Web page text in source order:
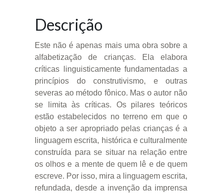
Descrição
Este não é apenas mais uma obra sobre a
alfabetização de crianças. Ela elabora
críticas linguisticamente fundamentadas a
princípios do construtivismo, e outras
severas ao método fônico. Mas o autor não
se limita às críticas. Os pilares teóricos
estão estabelecidos no terreno em que o
objeto a ser apropriado pelas crianças é a
linguagem escrita, histórica e culturalmente
construída para se situar na relação entre
os olhos e a mente de quem lê e de quem
escreve. Por isso, mira a linguagem escrita,
refundada, desde a invenção da imprensa